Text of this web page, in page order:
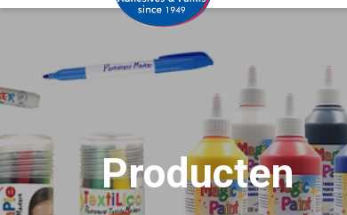
Producten